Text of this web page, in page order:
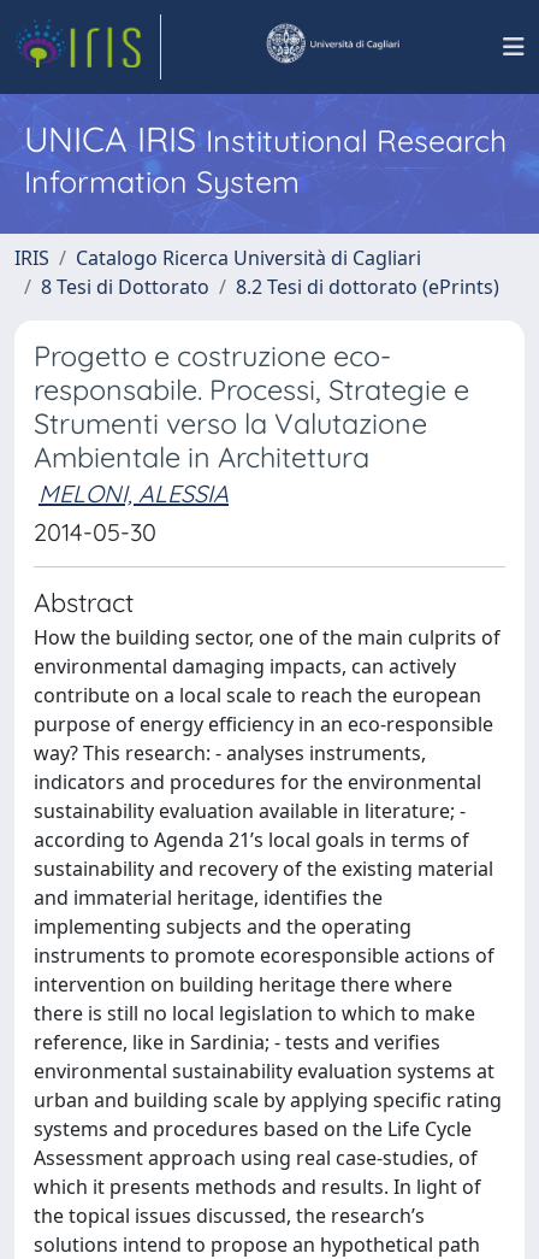
UNICA IRISInstitutional Research
Information System
IRIS
Catalogo Ricerca Università di Cagliari
8 Tesi di Dottorato
8.2 Tesi di dottorato (ePrints)
Progetto e costruzione eco-
responsabile. Processi, Strategie e
Strumenti verso la Valutazione
Ambientale in Architettura
MELONI, ALESSIA
2014-05-30
Abstract
How the building sector, one of the main culprits of
environmental damaging impacts, can actively
contribute on a local scale to reach the european
purpose of energy efficiency in an eco-responsible
way? This research: - analyses instruments,
indicators and procedures for the environmental
sustainability evaluation available in literature; -
according to Agenda 21’s local goals in terms of
sustainability and recovery of the existing material
and immaterial heritage, identifies the
implementing subjects and the operating
instruments to promote ecoresponsible actions of
intervention on building heritage there where
there is still no local legislation to which to make
reference, like in Sardinia; - tests and verifies
environmental sustainability evaluation systems at
urban and building scale by applying specific rating
systems and procedures based on the Life Cycle
Assessment approach using real case-studies, of
which it presents methods and results. In light of
the topical issues discussed, the research’s
solutions intend to propose an hypothetical path